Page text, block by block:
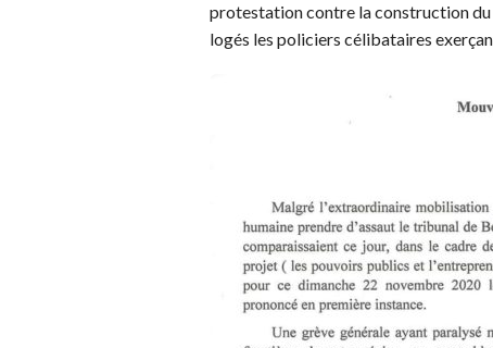
protestation contre la construction
logés les policiers célibataires